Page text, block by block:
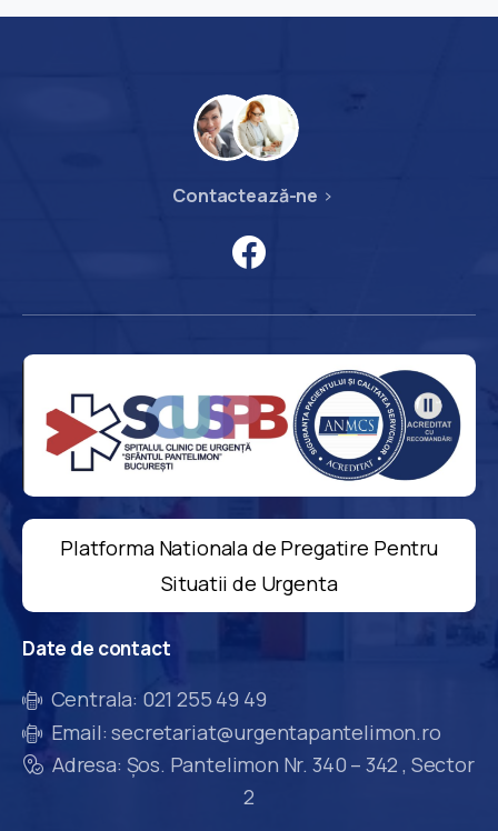
Contactează-ne
Platforma Nationala de Pregatire Pentru
Situatii de Urgenta
Date de contact
Centrala: 021 255 49 49
Email: secretariat@urgentapantelimon.ro
Adresa: Șos. Pantelimon Nr. 340 – 342 , Sector
2